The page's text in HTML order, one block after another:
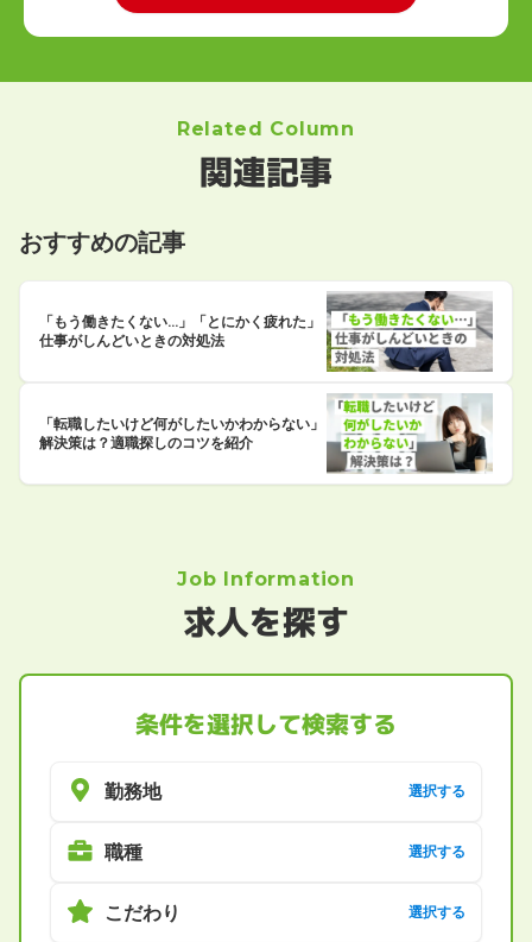
Related Column
関連記事
おすすめの記事
「もう働きたくない…」「とにかく疲れた」
仕事がしんどいときの対処法
「転職したいけど何がしたいかわからない」
解決策は？適職探しのコツを紹介
Job Information
求人を探す
条件を選択して検索する
勤務地 選択する
職種 選択する
こだわり 選択する